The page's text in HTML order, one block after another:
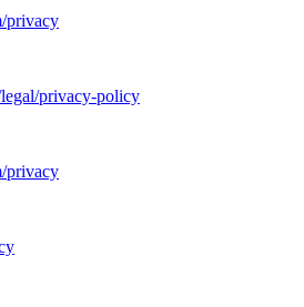
privacy
privacy-policy
privacy